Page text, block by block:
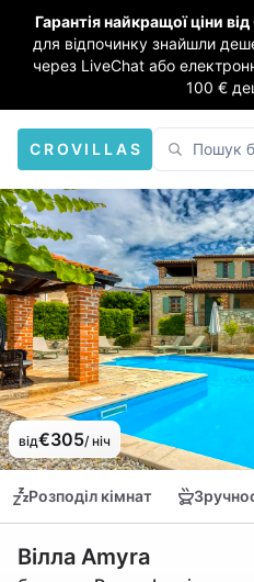
Гарантія найкращої ціни
для відпочинку знайшли
через LiveChat або
100 €
CROVILLAS
від€305/ ніч
Розподіл кімнат
Вілла Amyra